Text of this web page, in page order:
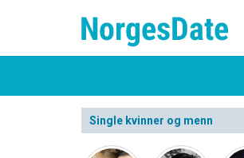
Single kvinner og menn